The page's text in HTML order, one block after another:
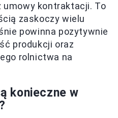
umowy kontraktacji. To
zaskoczy wielu
powinna pozytywnie
produkcji oraz
rolnictwa na
konieczne w